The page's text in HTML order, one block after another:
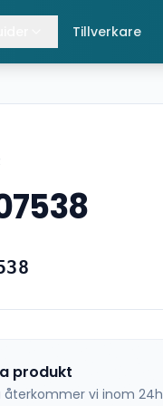
Tillverkare
produkt
återkommer vi inom